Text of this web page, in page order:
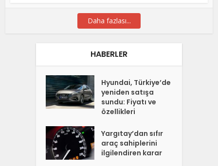
Daha fazlası...
HABERLER
Hyundai, Türkiye’de
yeniden satışa
sundu: Fiyatı ve
özellikleri
Yargıtay’dan sıfır
araç sahiplerini
ilgilendiren karar